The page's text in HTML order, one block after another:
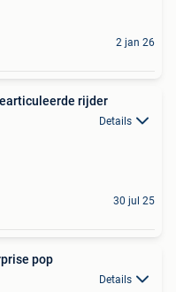
2 jan 26
rijder
Details
30 jul 25
pop
Details